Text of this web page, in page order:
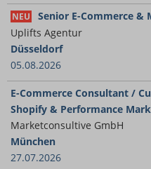
NEU
Senior E-Commerce
Uplifts Agentur​
Düsseldorf
05.08.2026
E-Commerce Consultant /
Shopify & Performance
Marketconsultive GmbH
München
27.07.2026